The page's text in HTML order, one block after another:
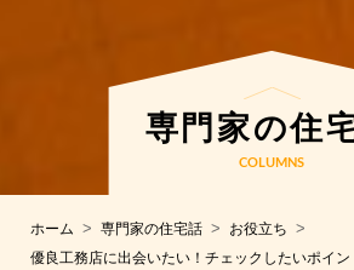
専⾨家の住
COLUMNS
ホーム 専門家の住宅話
お役立ち
優良工務店に出会いたい！チェックしたいポイン